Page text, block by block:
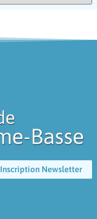
Inscription Newsletter